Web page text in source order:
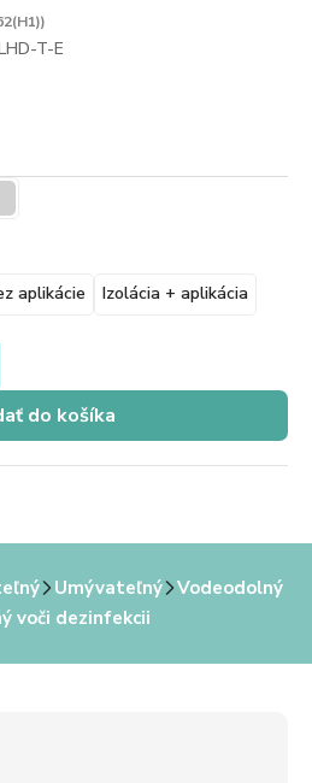
T-E
aplikácie Izolácia + aplikácia
do košíka
Umývateľný
Vodeodolný
voči dezinfekcii